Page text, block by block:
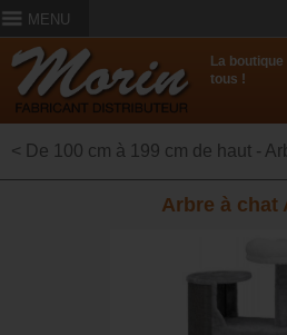
MENU
La
tous !
< De 100 cm à 199 cm de haut -
Arbre à chat